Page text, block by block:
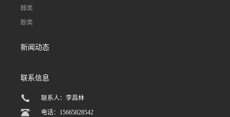
醇类
酚类
新闻动态
联系信息
联系人：李昌林
电话：15665828542